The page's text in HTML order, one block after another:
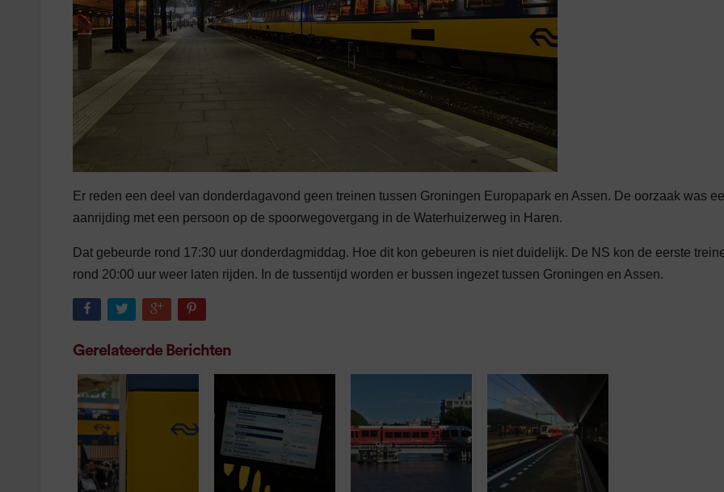
Er reden een deel van donderdagavond geen treinen tussen Groningen Europapark en Assen. De oorzaak was
aanrijding met een persoon op de spoorwegovergang in de Waterhuizerweg in Haren.
Dat gebeurde rond 17:30 uur donderdagmiddag. Hoe dit kon gebeuren is niet duidelijk. De NS kon de eerste
rond 20:00 uur weer laten rijden. In de tussentijd worden er bussen ingezet tussen Groningen en Assen.
Gerelateerde Berichten